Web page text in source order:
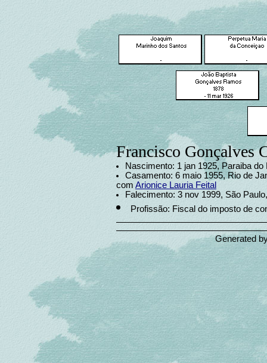
Francisco Gonçalves
Nascimento: 1 jan 1925, Paraiba do
Casamento: 6 maio 1955, Rio de
com Arionice Lauria Feital
Falecimento: 3 nov 1999, São
Profissão: Fiscal do imposto de
Generated